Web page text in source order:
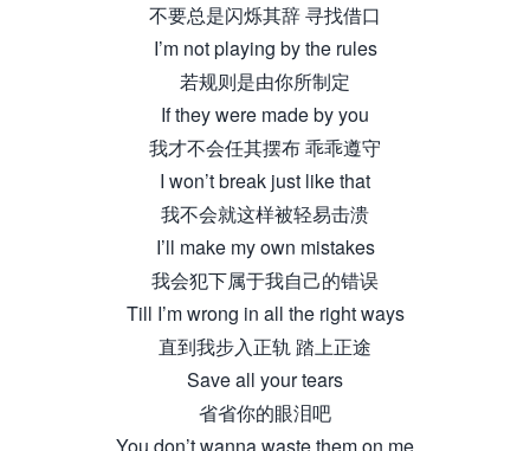
不要总是闪烁其辞 寻找借口
I’m not playing by the rules
若规则是由你所制定
If they were made by you
我才不会任其摆布 乖乖遵守
I won’t break just like that
我不会就这样被轻易击溃
I’ll make my own mistakes
我会犯下属于我自己的错误
Till I’m wrong in all the right ways
直到我步入正轨 踏上正途
Save all your tears
省省你的眼泪吧